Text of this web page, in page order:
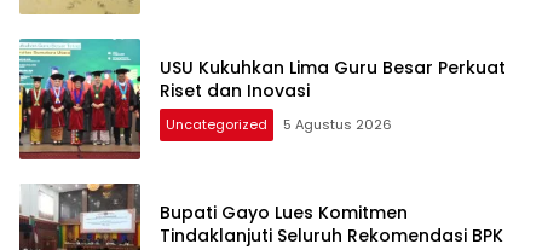
USU Kukuhkan Lima Guru Besar Perkuat
Riset dan Inovasi
Uncategorized 5 Agustus 2026
Bupati Gayo Lues Komitmen
Tindaklanjuti Seluruh Rekomendasi BPK